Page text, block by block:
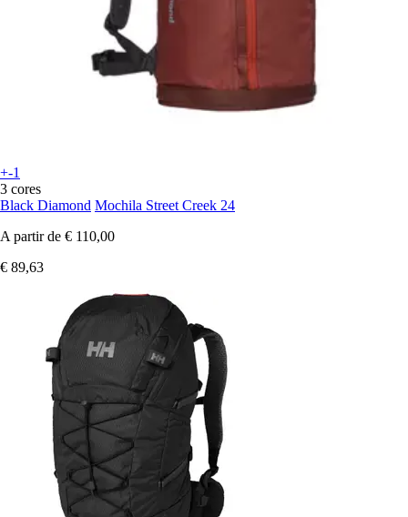
+-1
3 cores
Black Diamond Mochila Street Creek 24
A partir de € 110,00
€ 89,63